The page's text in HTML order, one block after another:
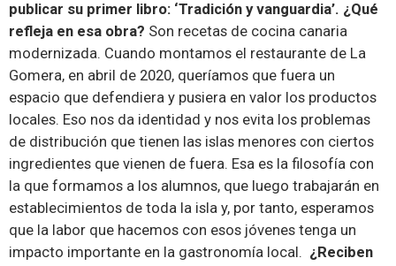
publicar su primer libro: ‘Tradición y vanguardia’. ¿Qué
refleja en esa obra? Son recetas de cocina canaria
modernizada. Cuando montamos el restaurante de La
Gomera, en abril de 2020, queríamos que fuera un
espacio que defendiera y pusiera en valor los productos
locales. Eso nos da identidad y nos evita los problemas
de distribución que tienen las islas menores con ciertos
ingredientes que vienen de fuera. Esa es la filosofía con
la que formamos a los alumnos, que luego trabajarán en
establecimientos de toda la isla y, por tanto, esperamos
que la labor que hacemos con esos jóvenes tenga un
impacto importante en la gastronomía local. ¿Reciben